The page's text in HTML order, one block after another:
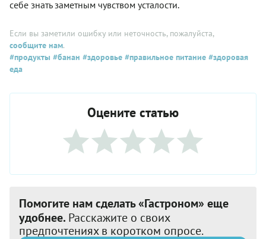
себе знать заметным чувством усталости.
Если вы заметили ошибку или неточность, пожалуйста,
сообщите нам.
#продукты #банан #здоровье #правильное питание #здоровая
еда
Оцените статью
Помогите нам сделать «Гастроном» еще
удобнее. Расскажите о своих
предпочтениях в коротком опросе.